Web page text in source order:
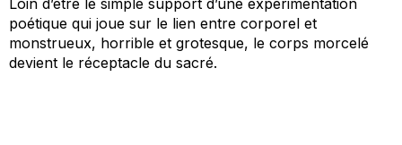
poétique qui joue sur le lien entre corporel et
monstrueux, horrible et grotesque, le corps morcelé
devient le réceptacle du sacré.